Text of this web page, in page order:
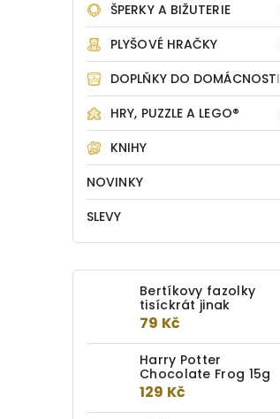
ŠPERKY A BIŽUTERIE
PLYŠOVÉ HRAČKY
DOPLŇKY DO DOMÁCNOSTI
HRY, PUZZLE A LEGO®
KNIHY
NOVINKY
SLEVY
Bertíkovy fazolky
tisíckrát jinak
79 Kč
Harry Potter
Chocolate Frog 15g
129 Kč